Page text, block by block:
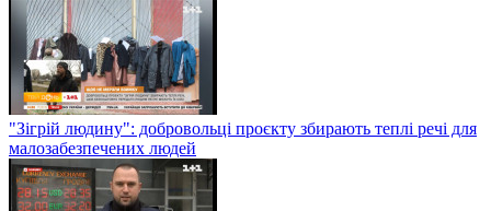
"Зігрій людину": добровольці проєкту збирають теплі речі для
малозабезпечених людей